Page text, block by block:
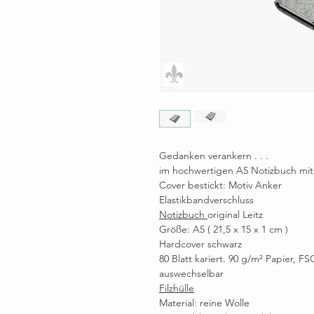
Gedanken verankern . . .
im hochwertigen A5 Notizbuch
Cover bestickt: Motiv Anker
Elastikbandverschluss
Notizbuch original Leitz
Größe: A5 ( 21,5 x 15 x 1 cm )
Hardcover schwarz
80 Blatt kariert. 90 g/m² Papier,
auswechselbar
Filzhülle
Material: reine Wolle